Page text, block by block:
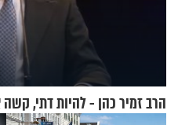
הרב זמיר כהן - להיות דתי, קשה